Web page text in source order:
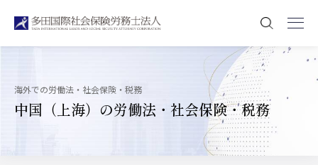
海外での労働法・社会保険・税務
中国（上海）の労働法・社会保険・税務